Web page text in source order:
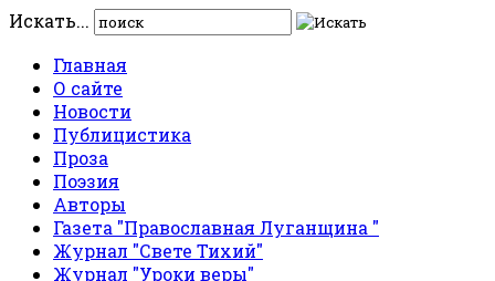
Искать...
Главная
О сайте
Новости
Публицистика
Проза
Поэзия
Авторы
Газета "Православная Луганщина "
Журнал "Свете Тихий"
Журнал "Уроки веры"